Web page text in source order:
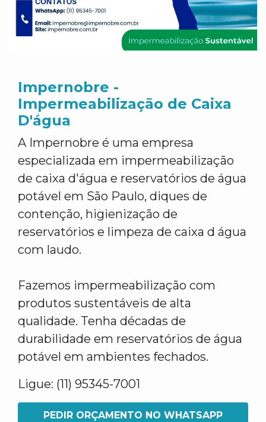
Impernobre -
Impermeabilização de Caixa
D'água
A Impernobre é uma empresa
especializada em impermeabilização
de caixa d'água e reservatórios de água
potável em São Paulo, diques de
contenção, higienização de
reservatórios e limpeza de caixa d água
com laudo.
Fazemos impermeabilização com
produtos sustentáveis de alta
qualidade. Tenha décadas de
durabilidade em reservatórios de água
potável em ambientes fechados.
Ligue: (11) 95345-7001
PEDIR ORÇAMENTO NO WHATSAPP